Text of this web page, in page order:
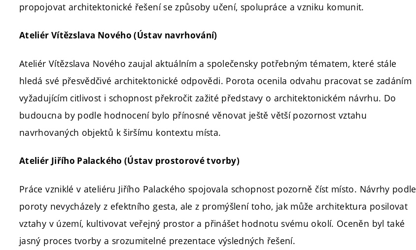
propojovat architektonické řešení se způsoby učení, spolupráce a vzniku komunit.
Ateliér Vítězslava Nového (Ústav navrhování)
Ateliér Vítězslava Nového zaujal aktuálním a společensky potřebným tématem, které stále
hledá své přesvědčivé architektonické odpovědi. Porota ocenila odvahu pracovat se zadáním
vyžadujícím citlivost i schopnost překročit zažité představy o architektonickém návrhu. Do
budoucna by podle hodnocení bylo přínosné věnovat ještě větší pozornost vztahu
navrhovaných objektů k širšímu kontextu místa.
Ateliér Jiřího Palackého (Ústav prostorové tvorby)
Práce vzniklé v ateliéru Jiřího Palackého spojovala schopnost pozorně číst místo. Návrhy podle
poroty nevycházely z efektního gesta, ale z promýšlení toho, jak může architektura posilovat
vztahy v území, kultivovat veřejný prostor a přinášet hodnotu svému okolí. Oceněn byl také
jasný proces tvorby a srozumitelné prezentace výsledných řešení.